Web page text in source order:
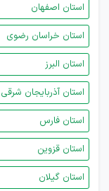
استان اصفهان
استان خراسان رضوی
استان البرز
استان آذربایجان شرقی
استان فارس
استان قزوین
استان گیلان